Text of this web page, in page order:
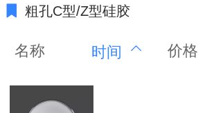
粗孔C型/Z型硅胶
名称 时间 价格